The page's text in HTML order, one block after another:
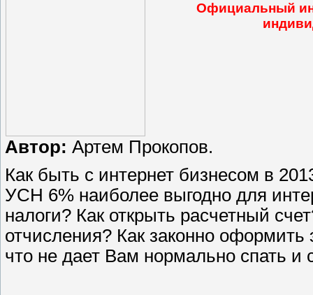
Официальный
Автор: Артем Прокопов.
Как быть с интернет бизнесом в
УСН 6% наиболее выгодно для
налоги? Как открыть расчетный
отчисления? Как законно
что не дает Вам нормально спать и